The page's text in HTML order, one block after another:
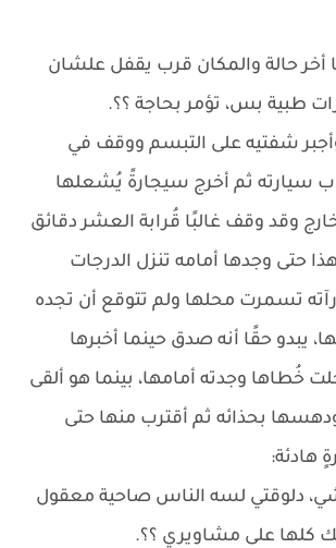
أخر حالة والمكان قرب يقفل علشان
طبية بس، تؤمر بحاجة ؟؟.
شفتيه على التبسم ووقف في
سيارته ثم أخرج سيجارةً يُشعلها
وقد وقف غالبًا قُرابة العشر دقائق
حتى وجدها أمامه تنزل الدرجات
تسمرت محلها ولم تتوقع أن تجده
يبدو حقًا أنه صدق حينما أخبرها
حلت خُطاها وجدته أمامها، بينما هو ألقى
ودهسها بحذائه ثم أقترب منها حتى
هادئة:
دلوقتي لسه الناس صاحية معقول
كلها على مشاويري ؟؟.